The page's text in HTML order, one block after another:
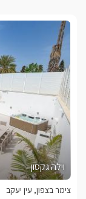
וילה גקסון
צימר בצפון, עין יעקב